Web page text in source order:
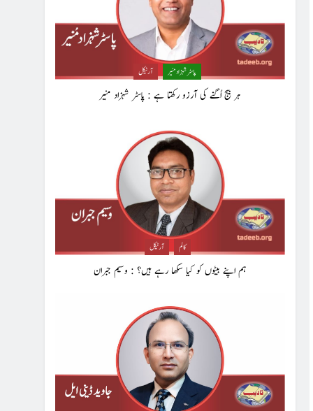
آرٹیکل پاسٹر شہزاد منیر
ہر بیج اُگنے کی آرزو رکھتا ہے : پاسٹر شہزاد منیر
آرٹیکل کالم
ہم اپنے بیٹوں کو کیا سکھا رہے ہیں؟ : وسیم جبران